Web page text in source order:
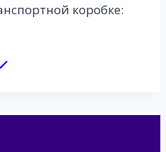
коробке: